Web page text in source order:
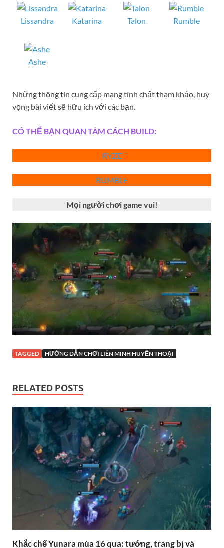
Lissandra Katarina Talon Rumble
Ashe
Những thông tin cung cấp mang tính chất tham khảo, huy
vọng bài viết sẽ hữu ích với các bạn.
CÓ THỂ BẠN QUAN TÂM CÁCH BUILD:
RYZE
RUMBLE
Mọi người chơi game vui!
TAGGED HƯỚNG DẪN CHƠI LIÊN MINH HUYỀN THOẠI
RELATED POSTS
Khắc chế Yunara mùa 16 qua: tướng, trang bị và